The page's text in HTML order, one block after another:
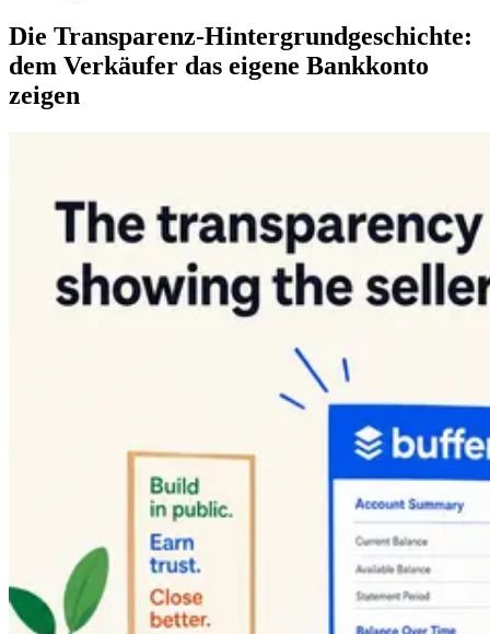
Die Transparenz-Hintergrundgeschichte:
dem Verkäufer das eigene Bankkonto
zeigen